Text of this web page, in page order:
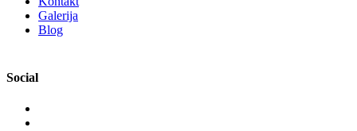
Galerija
Blog
Social